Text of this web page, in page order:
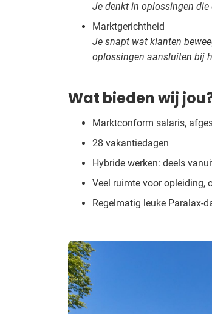
Je denkt in oplossingen
Marktgerichtheid
Je snapt wat klanten
oplossingen aansluiten bij
Wat bieden wij
Marktconform salaris,
28 vakantiedagen
Hybride werken: deels
Veel ruimte voor opleiding,
Regelmatig leuke Paralax-